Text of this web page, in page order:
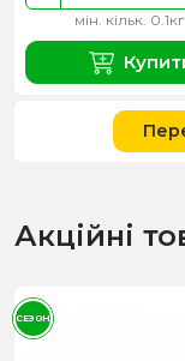
мін. кільк. 0.1кг
Акційні
СЕЗОН